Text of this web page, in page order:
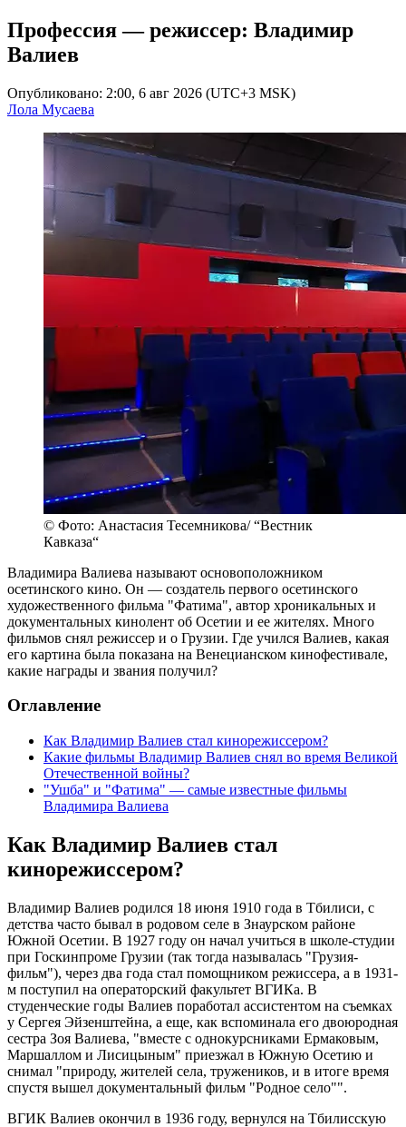
Профессия — режиссер: Владимир
Валиев
Опубликовано: 2:00, 6 авг 2026 (UTC+3 MSK)
Лола Мусаева
© Фото: Анастасия Тесемникова/ “Вестник
Кавказа“
Владимира Валиева называют основоположником
осетинского кино. Он — создатель первого осетинского
художественного фильма "Фатима", автор хроникальных и
документальных кинолент об Осетии и ее жителях. Много
фильмов снял режиссер и о Грузии. Где учился Валиев, какая
его картина была показана на Венецианском кинофестивале,
какие награды и звания получил?
Оглавление
Как Владимир Валиев стал кинорежиссером?
Какие фильмы Владимир Валиев снял во время Великой
Отечественной войны?
"Ушба" и "Фатима" — самые известные фильмы
Владимира Валиева
Как Владимир Валиев стал
кинорежиссером?
Владимир Валиев родился 18 июня 1910 года в Тбилиси, с
детства часто бывал в родовом селе в Знаурском районе
Южной Осетии. В 1927 году он начал учиться в школе-студии
при Госкинпроме Грузии (так тогда называлась "Грузия-
фильм"), через два года стал помощником режиссера, а в 1931-
м поступил на операторский факультет ВГИКа. В
студенческие годы Валиев поработал ассистентом на съемках
у Сергея Эйзенштейна, а еще, как вспоминала его двоюродная
сестра Зоя Валиева, "вместе с однокурсниками Ермаковым,
Маршаллом и Лисицыным" приезжал в Южную Осетию и
снимал "природу, жителей села, тружеников, и в итоге время
спустя вышел документальный фильм "Родное село"".
ВГИК Валиев окончил в 1936 году, вернулся на Тбилисскую